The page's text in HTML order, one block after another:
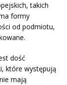
takich
formy
od podmiotu,
dość
które występują
mają